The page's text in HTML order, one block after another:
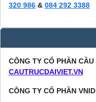
320 986 & 084 292 3388
CÔNG TY CỔ PHẦN
CAUTRUCDAIVIET.VN
CÔNG TY CỔ PHẦN